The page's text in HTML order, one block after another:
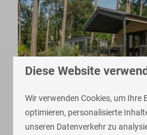
Terrasse Chalet - 4
Diese Website
Wir verwenden Cookies, um Ihre
optimieren, personalisierte
unseren Datenverkehr zu